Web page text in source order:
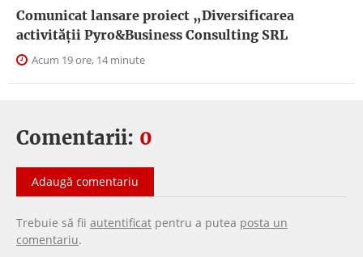
Comunicat lansare proiect „Diversificarea
activității Pyro&Business Consulting SRL
Acum 19 ore, 14 minute
Comentarii: 0
Adaugă comentariu
Trebuie să fii autentificat pentru a putea posta un
comentariu.